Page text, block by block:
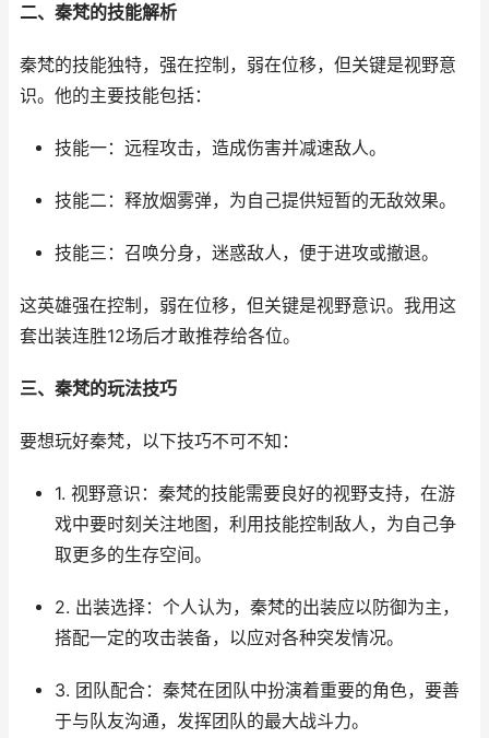
二、秦梵的技能解析
秦梵的技能独特，强在控制，弱在位移，但关键是视野意
识。他的主要技能包括：
技能一：远程攻击，造成伤害并减速敌人。
技能二：释放烟雾弹，为自己提供短暂的无敌效果。
技能三：召唤分身，迷惑敌人，便于进攻或撤退。
这英雄强在控制，弱在位移，但关键是视野意识。我用这
套出装连胜12场后才敢推荐给各位。
三、秦梵的玩法技巧
要想玩好秦梵，以下技巧不可不知：
1. 视野意识：秦梵的技能需要良好的视野支持，在游
戏中要时刻关注地图，利用技能控制敌人，为自己争
取更多的生存空间。
2. 出装选择：个人认为，秦梵的出装应以防御为主，
搭配一定的攻击装备，以应对各种突发情况。
3. 团队配合：秦梵在团队中扮演着重要的角色，要善
于与队友沟通，发挥团队的最大战斗力。